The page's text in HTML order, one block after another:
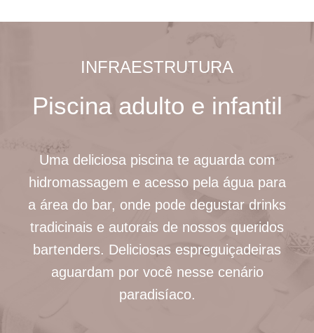
INFRAESTRUTURA
Piscina adulto e infantil
Uma deliciosa piscina te aguarda com
hidromassagem e acesso pela água para
a área do bar, onde pode degustar drinks
tradicinais e autorais de nossos queridos
bartenders. Deliciosas espreguiçadeiras
aguardam por você nesse cenário
paradisíaco.